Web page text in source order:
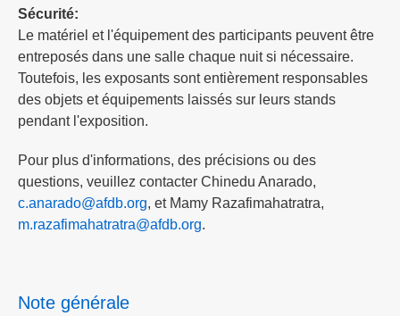
Sécurité:
Le matériel et l'équipement des participants peuvent être
entreposés dans une salle chaque nuit si nécessaire.
Toutefois, les exposants sont entièrement responsables
des objets et équipements laissés sur leurs stands
pendant l'exposition.
Pour plus d'informations, des précisions ou des
questions, veuillez contacter Chinedu Anarado,
c.anarado@afdb.org, et Mamy Razafimahatratra,
m.razafimahatratra@afdb.org.
Note générale